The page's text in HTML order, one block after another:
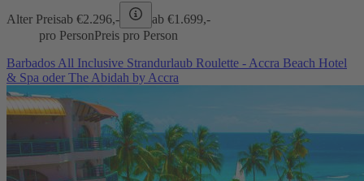
Alter Preisab €2.296,- ab €1.699,-
pro PersonPreis pro Person
Barbados All Inclusive Strandurlaub Roulette - Accra Beach Hotel
& Spa oder The Abidah by Accra